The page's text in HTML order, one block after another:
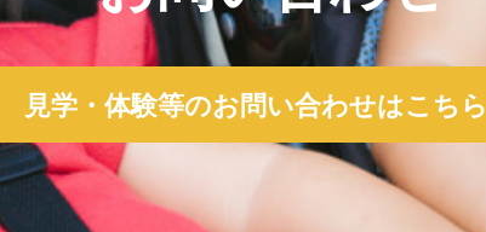
見学・体験等のお問い合わせはこちら